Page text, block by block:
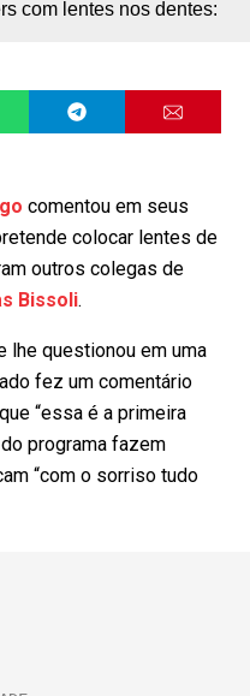
comentou em seus
colocar lentes de
outros colegas de
Bissoli.
lhe questionou em uma
fez um comentário
“essa é a primeira
programa fazem
“com o sorriso tudo